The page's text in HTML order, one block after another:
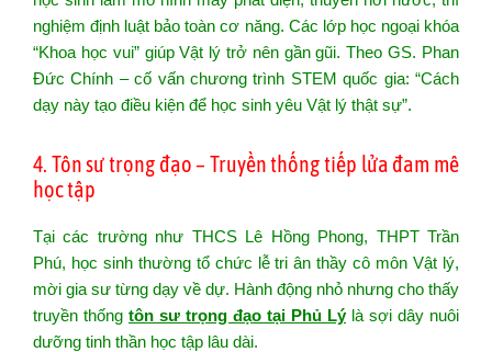
nghiệm định luật bảo toàn cơ năng. Các lớp học ngoại khóa
“Khoa học vui” giúp Vật lý trở nên gần gũi. Theo GS. Phan
Đức Chính – cố vấn chương trình STEM quốc gia: “Cách
dạy này tạo điều kiện để học sinh yêu Vật lý thật sự”.
4. Tôn sư trọng đạo – Truyền thống tiếp lửa đam mê
học tập
Tại các trường như THCS Lê Hồng Phong, THPT Trần
Phú, học sinh thường tổ chức lễ tri ân thầy cô môn Vật lý,
mời gia sư từng dạy về dự. Hành động nhỏ nhưng cho thấy
truyền thống tôn sư trọng đạo tại Phủ Lýlà sợi dây nuôi
dưỡng tinh thần học tập lâu dài.